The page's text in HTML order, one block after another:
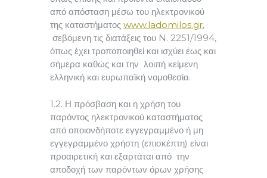
από απόσταση μέσω του ηλεκτρονικού
της καταστήματος www.ladomilos.gr,
σεβόμενη τις διατάξεις του N. 2251/1994,
όπως έχει τροποποιηθεί και ισχύει έως και
σήμερα καθώς και την λοιπή κείμενη
ελληνική και ευρωπαϊκή νομοθεσία.
1.2. Η πρόσβαση και η χρήση του
παρόντος ηλεκτρονικού καταστήματος
από οποιονδήποτε εγγεγραμμένο ή μη
εγγεγραμμένο χρήστη (επισκέπτη) είναι
προαιρετική και εξαρτάται από την
αποδοχή των παρόντων όρων χρήσης